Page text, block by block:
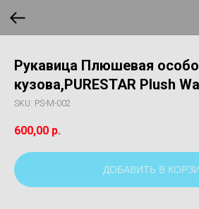
Рукавица Плюшевая
кузова,PURESTAR Plush
SKU: PS-M-002
600,00 р.
ДОБАВИТЬ В